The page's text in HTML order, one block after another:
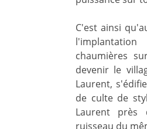
C'est ainsi
chaumières
devenir le
Laurent,
de culte de
Laurent
ruisseau du